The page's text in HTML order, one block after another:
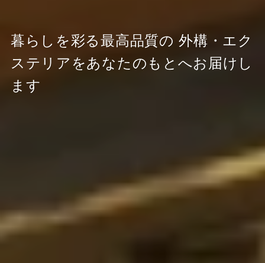
暮らしを彩る最高品質の 外構・エク
ステリアをあなたのもとへお届けし
ます